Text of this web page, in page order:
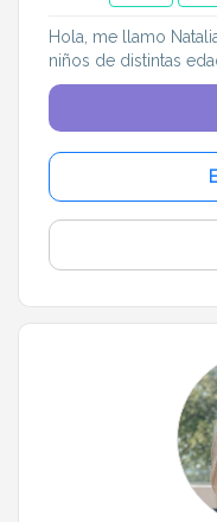
Hola, me llamo
niños de distintas